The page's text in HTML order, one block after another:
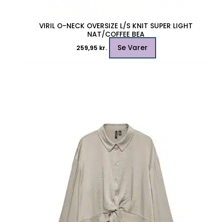
VIRIL O-NECK OVERSIZE L/S KNIT SUPER LIGHT
NAT/COFFEE BEA
259,95 kr. Se Varer
kan
vælges
på
varesiden